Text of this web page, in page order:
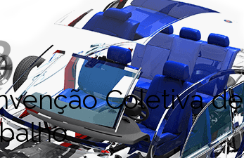
Coletiva de